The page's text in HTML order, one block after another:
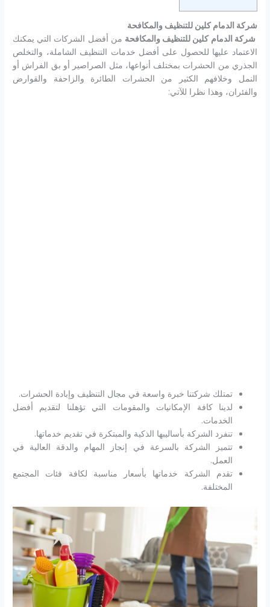
شركة الدمام كلين للتنظيف والمكافحة
شركة الدمام كلين للتنظيف والمكافحة من أفضل الشركات التي يمكنك
الاعتماد عليها للحصول على أفضل خدمات التنظيف الشاملة، والتخلص
الجذري من الحشرات بمختلف أنواعها، مثل الصراصير أو بق الفراش أو
النمل وخلافهم الكثير من الحشرات الطائرة والزاحفة والقوارض
والفئران، وهذا نظرا للآتي:
تمتلك شركتنا خبرة واسعة في مجال التنظيف وإبادة الحشرات.
لدينا كافة الإمكانيات والمقومات التي تؤهلنا لتقديم أفضل
الخدمات.
تنفرد الشركة بأساليبها الذكية والمبتكرة في تقديم خدماتها.
تتميز الشركة بالسرعة في إنجاز المهام والدقة العالية في
العمل.
تقدم الشركة خدماتها بأسعار مناسبة لكافة فئات المجتمع
المختلفة.